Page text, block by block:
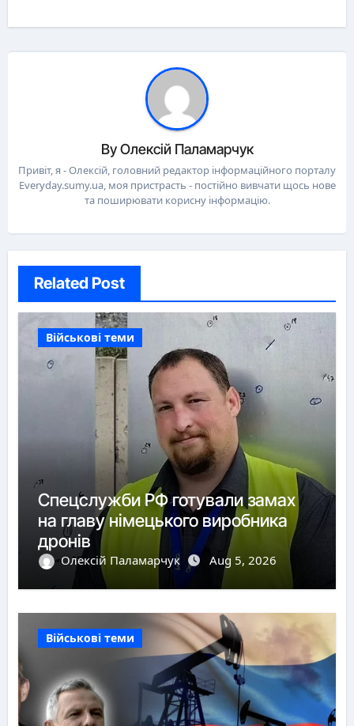
ByОлексій Паламарчук
Привіт, я - Олексій, головний редактор інформаційного порталу
Everyday.sumy.ua, моя пристрасть - постійно вивчати щось нове
та поширювати корисну інформацію.
Related Post
Військові теми
Спецслужби РФ готували замах
на главу німецького виробника
дронів
Олексій Паламарчук Aug 5, 2026
Військові теми